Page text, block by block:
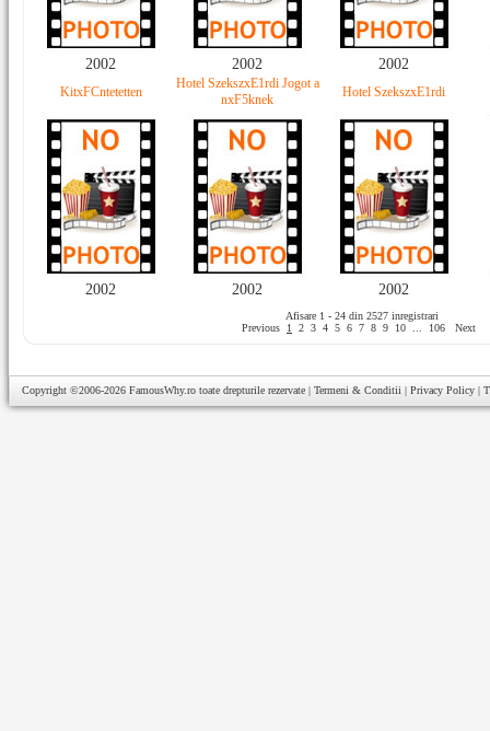
2002 2002 2002
KitxFCntetetten
2002
Hotel SzekszxE1rdi Jogot a
nxF5knek
2002
Hotel SzekszxE1rdi
2002
Afisare 1 - 24 din 2527 inregistrari
Previous
1 2 3 4 5 6 7 8 9 10 106 Next
Copyright ©2006-2026 FamousWhy.ro toate drepturile rezervate | Termeni & Conditii | Privacy Policy |